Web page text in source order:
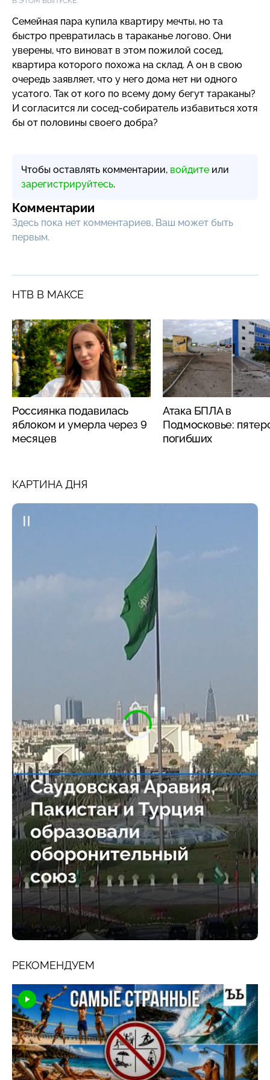
Семейная пара купила квартиру мечты, но та
быстро превратилась в тараканье логово. Они
уверены, что виноват в этом пожилой сосед,
квартира которого похожа на склад. А он в свою
очередь заявляет, что у него дома нет ни одного
усатого. Так от кого по всему дому бегут тараканы?
И согласится ли сосед-собиратель избавиться хотя
бы от половины своего добра?
Чтобы оставлять комментарии, войдите или
зарегистрируйтесь.
Комментарии
Здесь пока нет комментариев, Ваш может быть
первым.
НТВ В МАКСЕ
Россиянка подавилась
яблоком и умерла через 9
месяцев
Атака БПЛА в
Подмосковье:
погибших
КАРТИНА ДНЯ
РЕКОМЕНДУЕМ